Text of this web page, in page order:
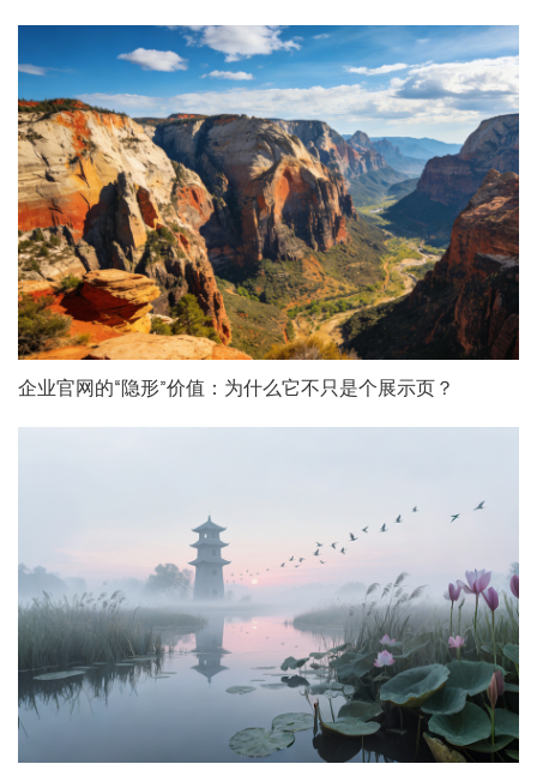
企业官网的“隐形”价值：为什么它不只是个展示页？